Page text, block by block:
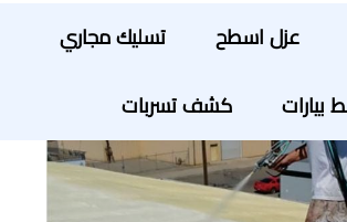
عزل اسطح تسليك مجاري
بيارات كشف تسربات